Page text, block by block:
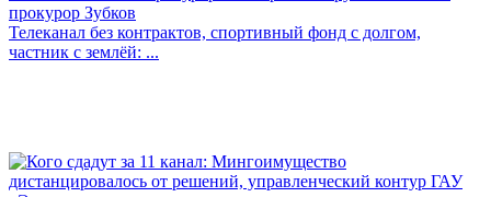
Телеканал без контрактов, спортивный фонд с долгом,
частник с землёй: ...